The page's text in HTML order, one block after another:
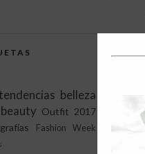
tendencias belleza
beauty Outfit 2017
Fashion Week